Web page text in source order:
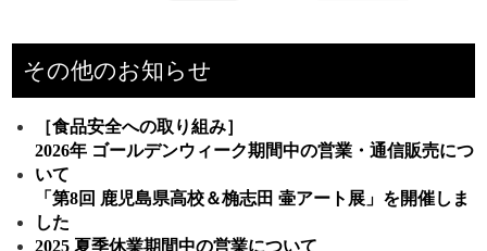
その他のお知らせ
［食品安全への取り組み］
2026年 ゴールデンウィーク期間中の営業・通信販売につ
いて
「第8回 鹿児島県高校＆桷志田 壷アート展」を開催しま
した
2025 夏季休業期間中の営業について